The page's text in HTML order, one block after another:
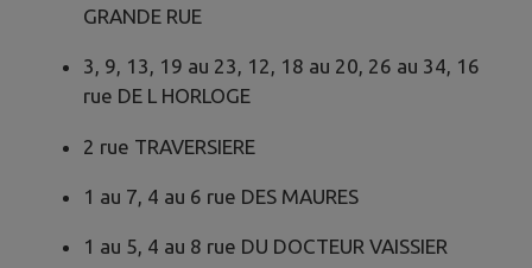
GRANDE RUE
3, 9, 13, 19 au 23, 12, 18 au 20, 26 au 34, 16
rue DE L HORLOGE
2 rue TRAVERSIERE
1 au 7, 4 au 6 rue DES MAURES
1 au 5, 4 au 8 rue DU DOCTEUR VAISSIER